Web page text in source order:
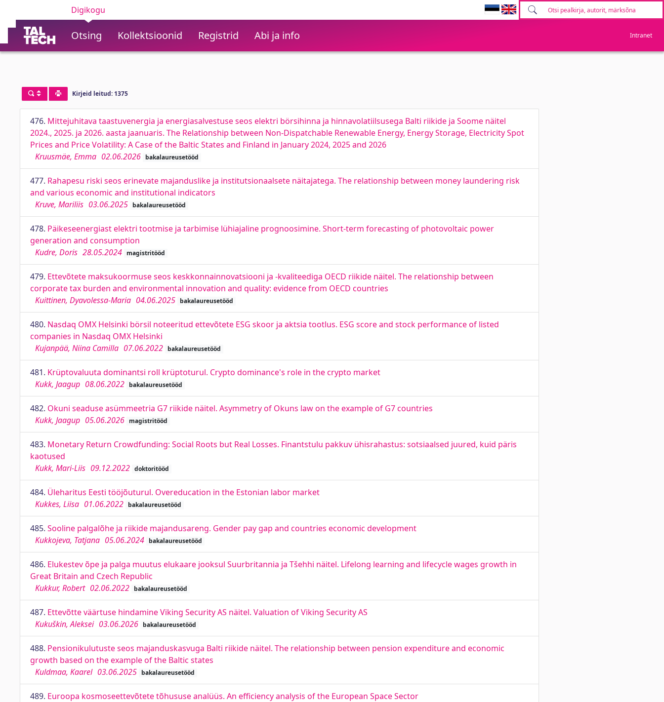
Digikogu
Otsing Kollektsioonid Registrid Abi ja info Intranet
Kirjeid leitud: 1375
476. Mittejuhitava taastuvenergia ja energiasalvestuse seos elektri börsihinna ja hinnavolatiilsusega Balti riikide ja Soome näitel
2024., 2025. ja 2026. aasta jaanuaris. The Relationship between Non-Dispatchable Renewable Energy, Energy Storage, Electricity Spot
Prices and Price Volatility: A Case of the Baltic States and Finland in January 2024, 2025 and 2026
Kruusmäe, Emma 02.06.2026 bakalaureusetööd
477. Rahapesu riski seos erinevate majanduslike ja institutsionaalsete näitajatega. The relationship between money laundering risk
and various economic and institutional indicators
Kruve, Mariliis 03.06.2025 bakalaureusetööd
478. Päikeseenergiast elektri tootmise ja tarbimise lühiajaline prognoosimine. Short-term forecasting of photovoltaic power
generation and consumption
Kudre, Doris 28.05.2024 magistritööd
479. Ettevõtete maksukoormuse seos keskkonnainnovatsiooni ja -kvaliteediga OECD riikide näitel. The relationship between
corporate tax burden and environmental innovation and quality: evidence from OECD countries
Kuittinen, Dyavolessa-Maria 04.06.2025 bakalaureusetööd
480. Nasdaq OMX Helsinki börsil noteeritud ettevõtete ESG skoor ja aktsia tootlus. ESG score and stock performance of listed
companies in Nasdaq OMX Helsinki
Kujanpää, Niina Camilla 07.06.2022 bakalaureusetööd
481. Krüptovaluuta dominantsi roll krüptoturul. Crypto dominance's role in the crypto market
Kukk, Jaagup 08.06.2022 bakalaureusetööd
482. Okuni seaduse asümmeetria G7 riikide näitel. Asymmetry of Okuns law on the example of G7 countries
Kukk, Jaagup 05.06.2026 magistritööd
483. Monetary Return Crowdfunding: Social Roots but Real Losses. Finantstulu pakkuv ühisrahastus: sotsiaalsed juured, kuid päris
kaotused
Kukk, Mari-Liis 09.12.2022 doktoritööd
484. Üleharitus Eesti tööjõuturul. Overeducation in the Estonian labor market
Kukkes, Liisa 01.06.2022 bakalaureusetööd
485. Sooline palgalõhe ja riikide majandusareng. Gender pay gap and countries economic development
Kukkojeva, Tatjana 05.06.2024 bakalaureusetööd
486. Elukestev õpe ja palga muutus elukaare jooksul Suurbritannia ja Tšehhi näitel. Lifelong learning and lifecycle wages growth in
Great Britain and Czech Republic
Kukkur, Robert 02.06.2022 bakalaureusetööd
487. Ettevõtte väärtuse hindamine Viking Security AS näitel. Valuation of Viking Security AS
Kukuškin, Aleksei 03.06.2026 bakalaureusetööd
488. Pensionikulutuste seos majanduskasvuga Balti riikide näitel. The relationship between pension expenditure and economic
growth based on the example of the Baltic states
Kuldmaa, Kaarel 03.06.2025 bakalaureusetööd
489. Euroopa kosmoseettevõtete tõhususe analüüs. An efficiency analysis of the European Space Sector